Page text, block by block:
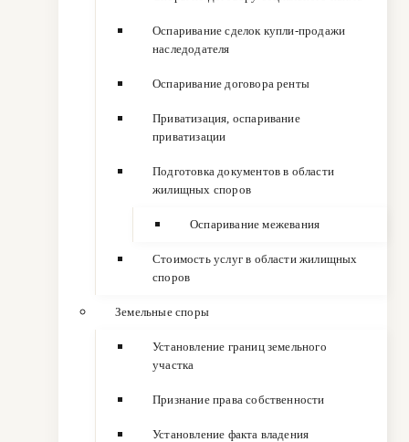
Оспаривание сделок купли-продажи
наследодателя
Оспаривание договора ренты
Приватизация, оспаривание
приватизации
Подготовка документов в области
жилищных споров
Оспаривание межевания
Стоимость услуг в области жилищных
споров
Земельные споры
Установление границ земельного
участка
Признание права собственности
Установление факта владения